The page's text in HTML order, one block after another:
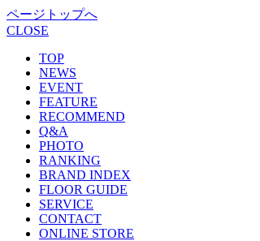
ページトップへ
CLOSE
TOP
NEWS
EVENT
FEATURE
RECOMMEND
Q&A
PHOTO
RANKING
BRAND INDEX
FLOOR GUIDE
SERVICE
CONTACT
ONLINE STORE